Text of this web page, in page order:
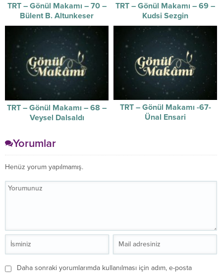
TRT – Gönül Makamı – 70 –
Bülent B. Altunkeser
TRT – Gönül Makamı – 69 –
Kudsi Sezgin
TRT – Gönül Makamı – 68 –
Veysel Dalsaldı
TRT – Gönül Makamı -67-
Ünal Ensari
Yorumlar
Henüz yorum yapılmamış.
Daha sonraki yorumlarımda kullanılması için adım, e-posta